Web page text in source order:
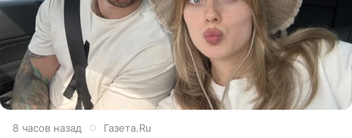
8 часов назад Газета.Ru